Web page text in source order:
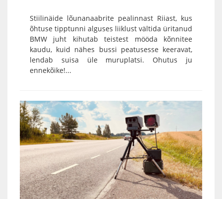
Stiilinäide lõunanaabrite pealinnast Riiast, kus
õhtuse tipptunni alguses liiklust vältida üritanud
BMW juht kihutab teistest mööda kõnnitee
kaudu, kuid nähes bussi peatusesse keeravat,
lendab suisa üle muruplatsi. Ohutus ju
ennekõike!...